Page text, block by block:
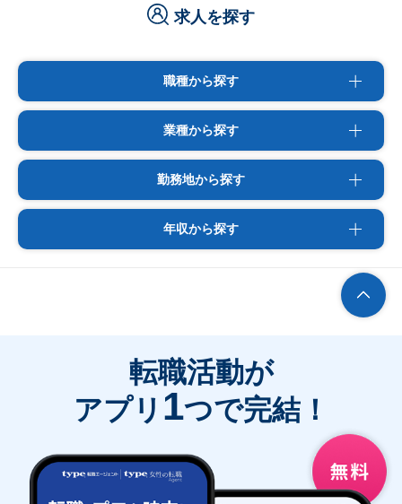
求人を探す
職種から探す
業種から探す
勤務地から探す
年収から探す
転職活動が
アプリ 1つで完結！